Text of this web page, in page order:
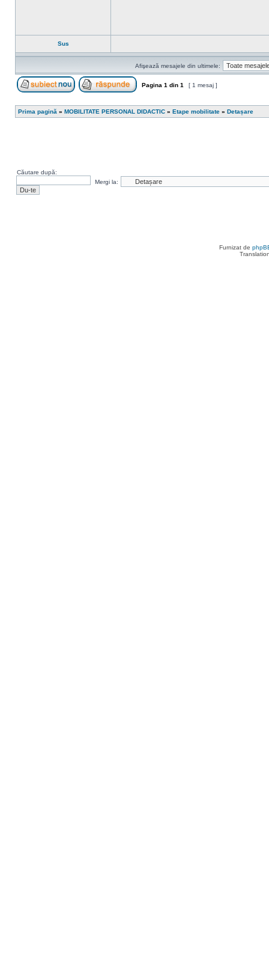
Sus
Afişează mesajele din ultimele:
Pagina 1 din 1 [ 1 mesaj ]
Prima pagină » MOBILITATE PERSONAL DIDACTIC » Etape mobilitate » Detașare
Căutare după:
Mergi la:
Furnizat de